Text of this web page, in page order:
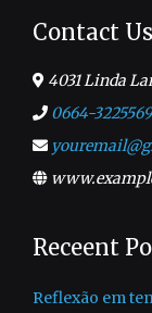
Contact Us
4031 Linda
0664-3225569
Receent
Reflexão em